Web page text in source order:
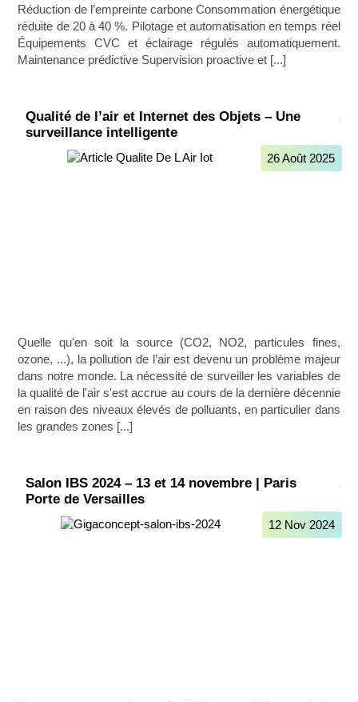
Réduction de l’empreinte carbone Consommation énergétique
réduite de 20 à 40 %. Pilotage et automatisation en temps réel
Équipements CVC et éclairage régulés automatiquement.
Maintenance prédictive Supervision proactive et [...]
Qualité de l’air et Internet des Objets – Une
surveillance intelligente
26 Août 2025
Quelle qu'en soit la source (CO2, NO2, particules fines,
ozone, ...), la pollution de l’air est devenu un problème majeur
dans notre monde. La nécessité de surveiller les variables de
la qualité de l'air s'est accrue au cours de la dernière décennie
en raison des niveaux élevés de polluants, en particulier dans
les grandes zones [...]
Salon IBS 2024 – 13 et 14 novembre | Paris
Porte de Versailles
12 Nov 2024